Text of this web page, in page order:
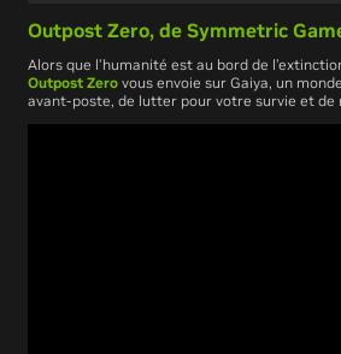
Outpost Zero, de Symmetric
Alors que l’humanité est au bord de
Outpost Zero vous envoie sur Gaiya, un
avant-poste, de lutter pour votre survie et de